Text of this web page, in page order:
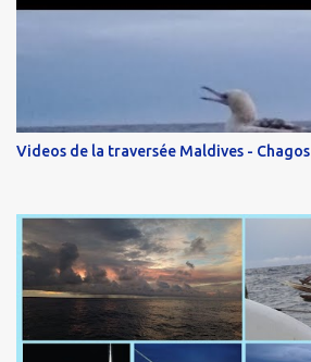
Videos de la traversée Maldives - Chagos